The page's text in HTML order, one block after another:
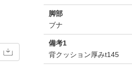
脚部
ブナ
備考1
背クッション厚みt145